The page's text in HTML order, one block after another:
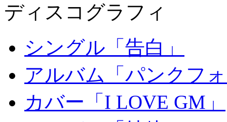
ディスコグラフィ
シングル「告白」
アルバム「パンクフ
カバー「I LOVE GM」